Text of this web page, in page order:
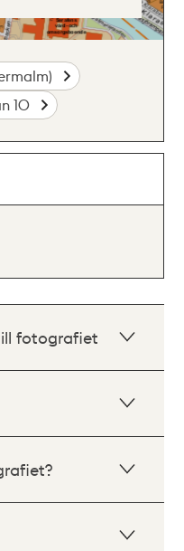
10
fotografiet